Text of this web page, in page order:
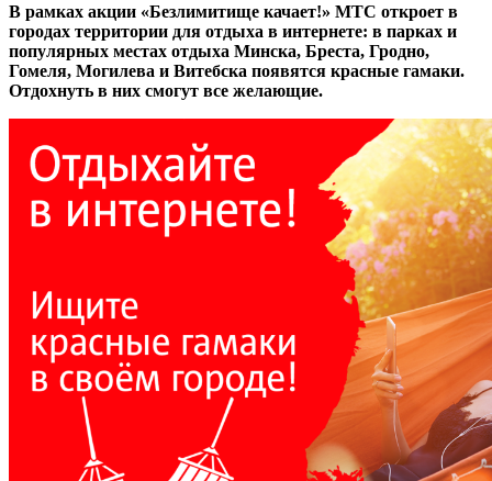
В рамках акции «Безлимитище качает!» МТС откроет в
городах территории для отдыха в интернете: в парках и
популярных местах отдыха Минска, Бреста, Гродно,
Гомеля, Могилева и Витебска появятся красные гамаки.
Отдохнуть в них смогут все желающие.